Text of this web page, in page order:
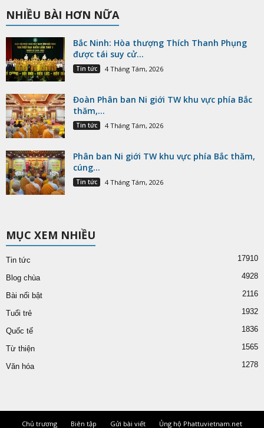
NHIỀU BÀI HƠN NỮA
Bắc Ninh: Hòa thượng Thích Thanh Phụng
được tái suy cử...
Tin tức 4 Tháng Tám, 2026
Đoàn Phân ban Ni giới TW khu vực phía Bắc
thăm,...
Tin tức 4 Tháng Tám, 2026
Phân ban Ni giới TW khu vực phía Bắc thăm,
cúng...
Tin tức 4 Tháng Tám, 2026
MỤC XEM NHIỀU
Tin tức 17910
Blog chùa 4928
Bài nổi bật 2116
Tuổi trẻ 1932
Quốc tế 1836
Từ thiện 1565
Văn hóa 1278
Chủ trương Biên tập Gửi bài viết Ủng hộ Phattuvietnam.net